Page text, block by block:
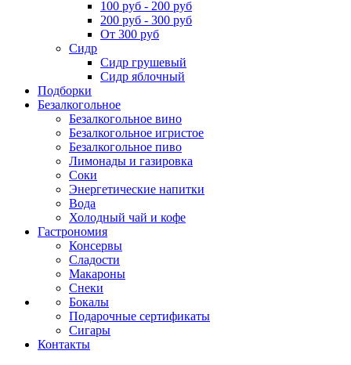
100 руб - 200 руб
200 руб - 300 руб
От 300 руб
Сидр
Сидр грушевый
Сидр яблочный
Подборки
Безалкогольное
Безалкогольное вино
Безалкогольное игристое
Безалкогольное пиво
Лимонады и газировка
Соки
Энергетические напитки
Вода
Холодный чай и кофе
Гастрономия
Консервы
Сладости
Макароны
Снеки
Бокалы
Подарочные сертификаты
Сигары
Контакты